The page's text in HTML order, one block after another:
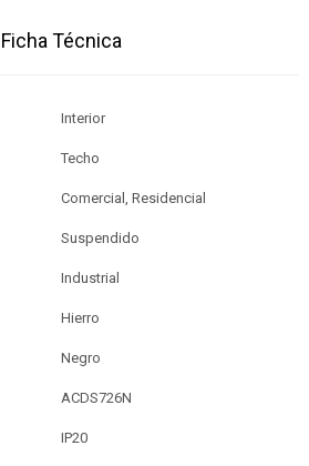
Ficha Técnica
Interior
Techo
Comercial, Residencial
Suspendido
Industrial
Hierro
Negro
ACDS726N
IP20